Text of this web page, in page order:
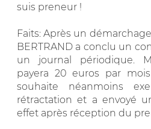
suis preneur !
Faits: Après un
BERTRAND a conclu un
un journal périodique.
payera 20 euros par
souhaite néanmoins
rétractation et a envoyé
effet après réception du